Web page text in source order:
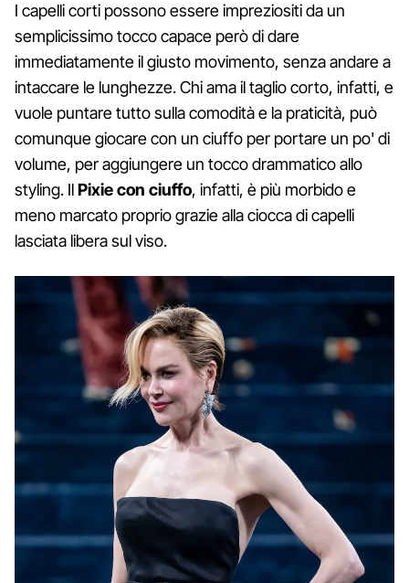
I capelli corti possono essere impreziositi da un
semplicissimo tocco capace però di dare
immediatamente il giusto movimento, senza andare a
intaccare le lunghezze. Chi ama il taglio corto, infatti, e
vuole puntare tutto sulla comodità e la praticità, può
comunque giocare con un ciuffo per portare un po' di
volume, per aggiungere un tocco drammatico allo
styling. IlPixie con ciuffo, infatti, è più morbido e
meno marcato proprio grazie alla ciocca di capelli
lasciata libera sul viso.